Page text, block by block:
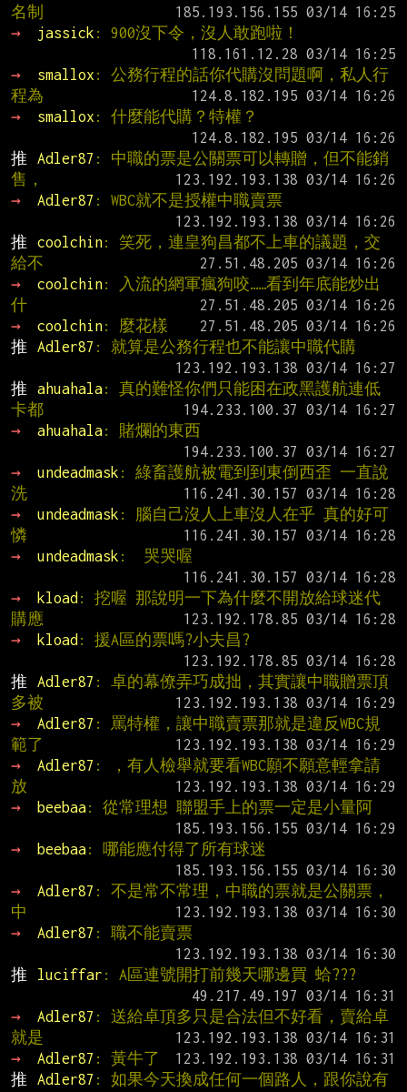
名制
→
jassick : 900沒下令，沒人敢跑啦！
→
smallox : 公務行程的話你代購沒問題啊，私人行
程為
→
smallox : 什麼能代購？特權？
推
Adler87 : 中職的票是公關票可以轉贈，但不能銷
售，
→
Adler87 : WBC就不是授權中職賣票
推
coolchin: 笑死，連皇狗昌都不上車的議題，交
給不
→
coolchin: 入流的網軍瘋狗咬……看到年底能炒出
什
→
coolchin: 麼花樣
推
Adler87 : 就算是公務行程也不能讓中職代購
推
ahuahala: 真的難怪你們只能困在政黑護航連低
卡都
→
ahuahala: 賭爛的東西
→
undeadmask : 綠畜護航被電到到東倒西歪 一直說
洗
→
undeadmask : 腦自己沒人上車沒人在乎 真的好可
憐
→
undeadmask :  哭哭喔
→
kload : 挖喔 那說明一下為什麼不開放給球迷代
購應
→
kload : 援A區的票嗎?小夫昌?
推
Adler87 : 卓的幕僚弄巧成拙，其實讓中職贈票頂
多被
→
Adler87 : 罵特權，讓中職賣票那就是違反WBC規
範了
→
Adler87 : ，有人檢舉就要看WBC願不願意輕拿請
放
→
beebaa: 從常理想 聯盟手上的票一定是小量阿
→
beebaa: 哪能應付得了所有球迷
→
Adler87 : 不是常不常理，中職的票就是公關票，
中
→
Adler87 : 職不能賣票
推
luciffar : A區連號開打前幾天哪邊買 蛤???
→
Adler87 : 送給卓頂多只是合法但不好看，賣給卓
就是
→
Adler87 : 黃牛了
推
Adler87 : 如果今天換成任何一個路人，跟你說有